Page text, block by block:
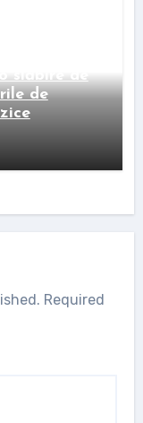
slăbire de
de
Required